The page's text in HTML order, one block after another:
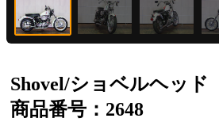
Shovel/ショベルヘッド
商品番号：2648